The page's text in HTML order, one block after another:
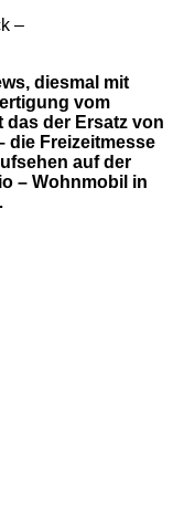
diesmal mit
vom
das der Ersatz von
die Freizeitmesse
auf der
– Wohnmobil in